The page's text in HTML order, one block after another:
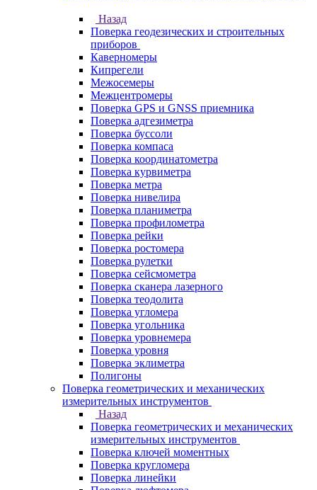
Назад
Поверка геодезических и строительных
приборов
Каверномеры
Кипрегели
Межосемеры
Межцентромеры
Поверка GPS и GNSS приемника
Поверка адгезиметра
Поверка буссоли
Поверка компаса
Поверка координатометра
Поверка курвиметра
Поверка метра
Поверка нивелира
Поверка планиметра
Поверка профилометра
Поверка рейки
Поверка ростомера
Поверка рулетки
Поверка сейсмометра
Поверка сканера лазерного
Поверка теодолита
Поверка угломера
Поверка угольника
Поверка уровнемера
Поверка уровня
Поверка эклиметра
Полигоны
Поверка геометрических и механических
измерительных инструментов
Назад
Поверка геометрических и механических
измерительных инструментов
Поверка ключей моментных
Поверка кругломера
Поверка линейки